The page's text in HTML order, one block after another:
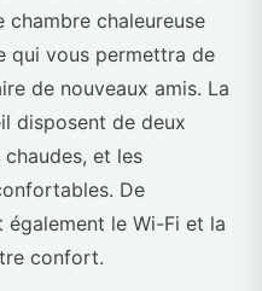
chambre chaleureuse
qui vous permettra de
de nouveaux amis. La
disposent de deux
et les
De
le Wi-Fi et la
confort.